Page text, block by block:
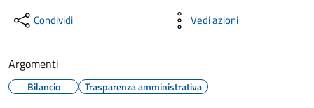
Condividi Vedi azioni
Argomenti
Bilancio Trasparenza amministrativa